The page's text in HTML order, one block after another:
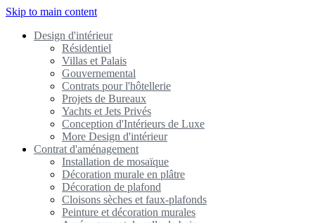
Skip to main content
Design d'intérieur
Résidentiel
Villas et Palais
Gouvernemental
Contrats pour l'hôtellerie
Projets de Bureaux
Yachts et Jets Privés
Conception d'Intérieurs de Luxe
More Design d'intérieur
Contrat d'aménagement
Installation de mosaïque
Décoration murale en plâtre
Décoration de plafond
Cloisons sèches et faux-plafonds
Peinture et décoration murales